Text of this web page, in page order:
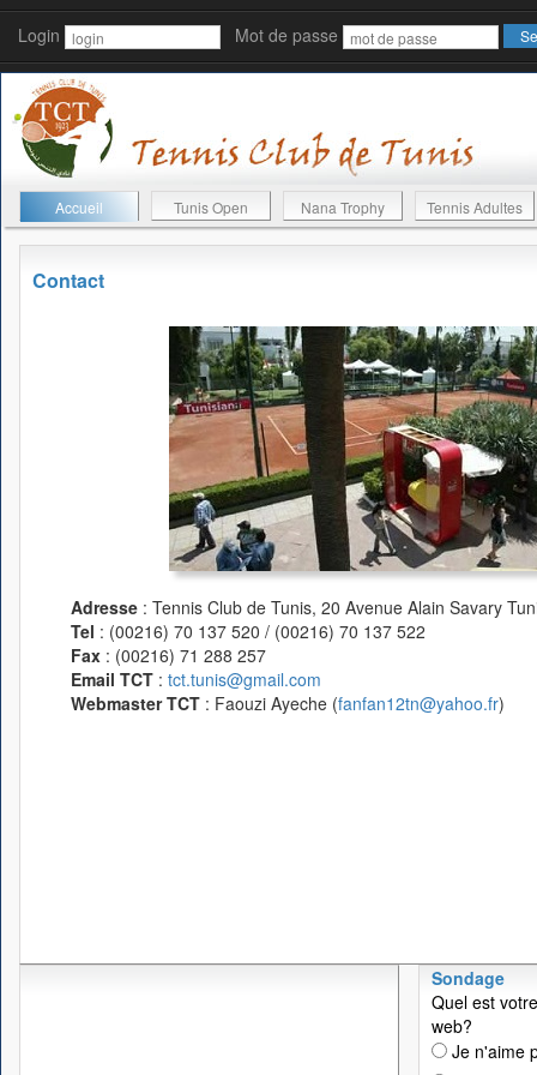
Login Mot de passe
Accueil Tunis Open Nana Trophy Tennis Adultes
Contact
Adresse : Tennis Club de Tunis, 20 Avenue Alain Savary
Tel : (00216) 70 137 520 / (00216) 70 137 522
Fax : (00216) 71 288 257
Email TCT : tct.tunis@gmail.com
Webmaster TCT : Faouzi Ayeche (fanfan12tn@yahoo.fr)
Sondage
Quel est
web?
Je n'aime